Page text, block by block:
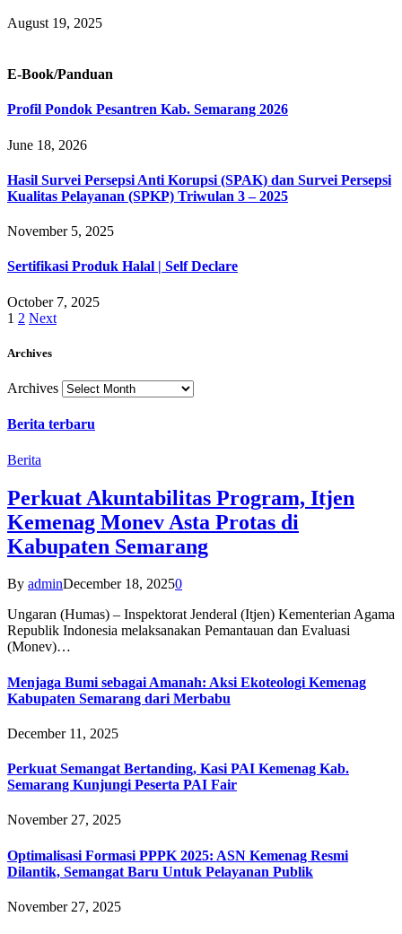
August 19, 2025
E-Book/Panduan
Profil Pondok Pesantren Kab. Semarang 2026
June 18, 2026
Hasil Survei Persepsi Anti Korupsi (SPAK) dan Survei Persepsi
Kualitas Pelayanan (SPKP) Triwulan 3 – 2025
November 5, 2025
Sertifikasi Produk Halal | Self Declare
October 7, 2025
1 2 Next
Archives
Archives
Berita terbaru
Berita
Perkuat Akuntabilitas Program, Itjen
Kemenag Monev Asta Protas di
Kabupaten Semarang
By adminDecember 18, 20250
Ungaran (Humas) – Inspektorat Jenderal (Itjen) Kementerian Agama
Republik Indonesia melaksanakan Pemantauan dan Evaluasi
(Monev)…
Menjaga Bumi sebagai Amanah: Aksi Ekoteologi Kemenag
Kabupaten Semarang dari Merbabu
December 11, 2025
Perkuat Semangat Bertanding, Kasi PAI Kemenag Kab.
Semarang Kunjungi Peserta PAI Fair
November 27, 2025
Optimalisasi Formasi PPPK 2025: ASN Kemenag Resmi
Dilantik, Semangat Baru Untuk Pelayanan Publik
November 27, 2025